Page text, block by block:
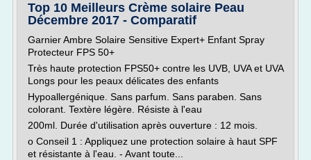
Top 10 Meilleurs Crème solaire Peau
Décembre 2017 - Comparatif
Garnier Ambre Solaire Sensitive Expert+ Enfant Spray
Protecteur FPS 50+
Très haute protection FPS50+ contre les UVB, UVA et UVA
Longs pour les peaux délicates des enfants
Hypoallergénique. Sans parfum. Sans paraben. Sans
colorant. Textère légère. Résiste à l'eau
200ml. Durée d'utilisation après ouverture : 12 mois.
o Conseil 1 : Appliquez une protection solaire à haut SPF
et résistante à l'eau. - Avant toute...